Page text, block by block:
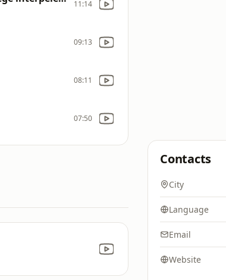
11:14
09:13
08:11
07:50
Contacts
City
Language
Email
Website